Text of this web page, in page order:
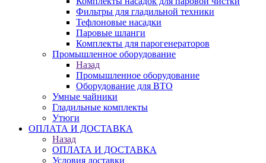
Фильтры для гладильной техники
Тефлоновые насадки
Паровые шланги
Комплекты для парогенераторов
Промышленное оборудование
Назад
Промышленное оборудование
Оборудование для ВТО
Умные чайники
Гладильные комплекты
Утюги
ОПЛАТА И ДОСТАВКА
Назад
ОПЛАТА И ДОСТАВКА
Условия доставки